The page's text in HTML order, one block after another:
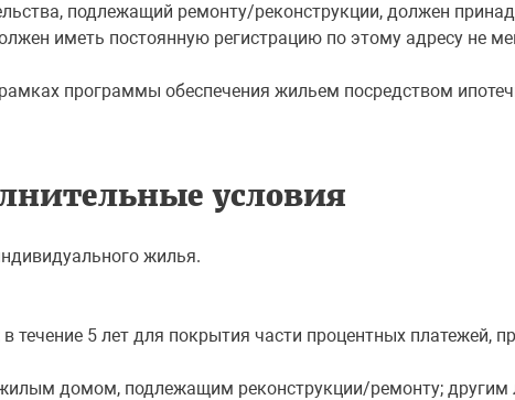
подлежащий ремонту/реконструкции, должен
иметь постоянную регистрацию по этому адресу не
программы обеспечения жильем посредством
условия
жилья.
течение 5 лет для покрытия части процентных
домом, подлежащим реконструкции/ремонту; другим